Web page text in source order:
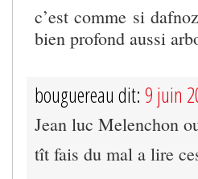
c’est comme si
bien profond aussi
bouguereau dit: 9 juin
Jean luc Melenchon
tît fais du mal a lire